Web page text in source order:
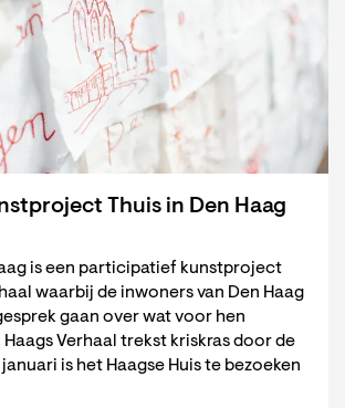
Thuis in Den Haag
is een participatief kunstproject
waarbij de inwoners van Den Haag
gaan over wat voor hen
Verhaal trekst kriskras door de
is het Haagse Huis te bezoeken